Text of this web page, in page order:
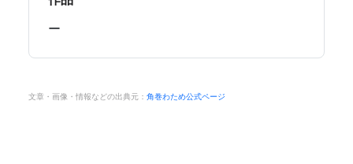
ー
文章・画像・情報などの出典元： 角巻わため公式ページ